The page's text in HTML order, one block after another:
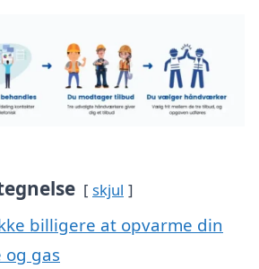
skjul
billigere at opvarme din
og gas